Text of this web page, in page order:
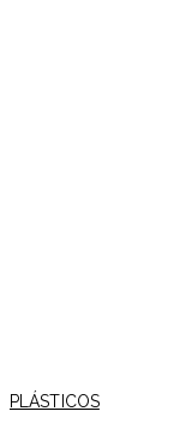
PLÁSTICOS